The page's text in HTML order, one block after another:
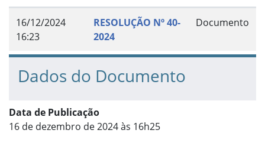
16/12/2024
16:23
RESOLUÇÃO Nº 40-
2024
Documento
Dados do Documento
Data de Publicação
16 de dezembro de 2024 às 16h25